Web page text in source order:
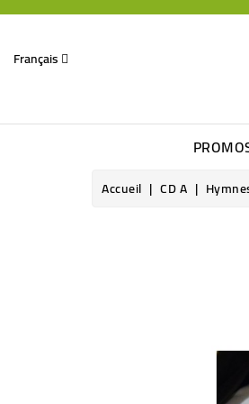
Français
Accueil CD A